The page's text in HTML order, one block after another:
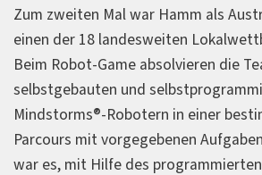
Zum zweiten Mal war Hamm als
einen der 18 landesweiten
Beim Robot-Game absolvieren die
selbstgebauten und
Mindstorms®-Robotern in einer
Parcours mit vorgegebenen
war es, mit Hilfe des